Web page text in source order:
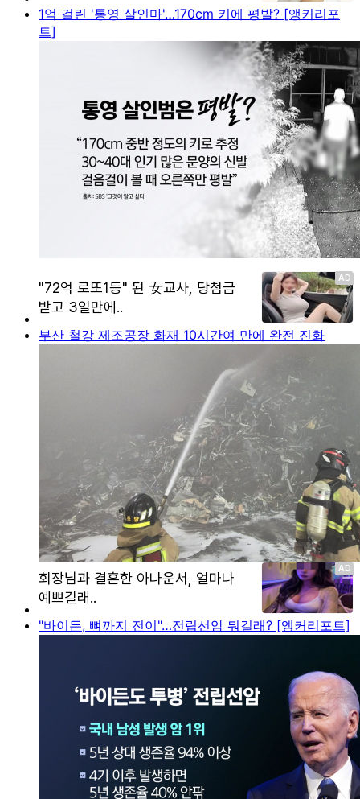
1억 걸린 '통영 살인마'…170cm 키에 평발? [앵커리포
트]
부산 철강 제조공장 화재 10시간여 만에 완전 진화
"바이든, 뼈까지 전이"…전립선암 뭐길래? [앵커리포트]